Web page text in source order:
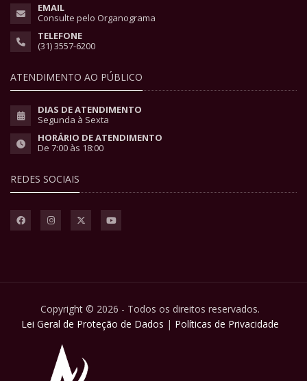
EMAIL
Consulte pelo Organograma
TELEFONE
(31) 3557-6200
ATENDIMENTO AO PÚBLICO
DIAS DE ATENDIMENTO
Segunda à Sexta
HORÁRIO DE ATENDIMENTO
De 7:00 às 18:00
REDES SOCIAIS
Copyright © 2026 - Todos os direitos reservados.
Lei Geral de Proteção de Dados | Políticas de Privacidade